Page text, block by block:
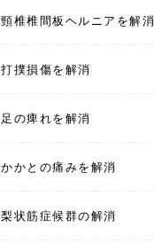
頸椎椎間板ヘルニアを解消
打撲損傷を解消
足の痺れを解消
かかとの痛みを解消
梨状筋症候群の解消